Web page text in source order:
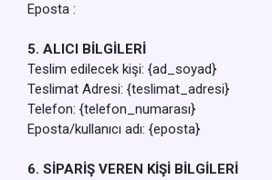
Eposta :
5. ALICI BİLGİLERİ
Teslim edilecek kişi: {ad_soyad}
Teslimat Adresi: {teslimat_adresi}
Telefon: {telefon_numarası}
Eposta/kullanıcı adı: {eposta}
6. SİPARİŞ VEREN KİŞİ BİLGİLERİ